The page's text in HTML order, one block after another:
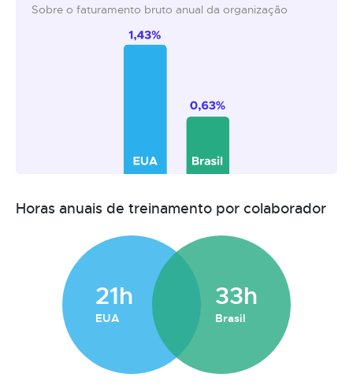
Sobre o faturamento bruto anual da organização
Horas anuais de treinamento por colaborador
21h
EUA
33h
Brasil